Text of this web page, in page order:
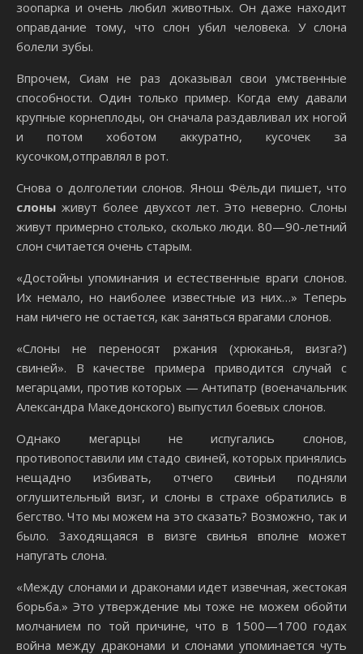
зоопарка и очень любил животных. Он даже находит
оправдание тому, что слон убил человека. У слона
болели зубы.
Впрочем, Сиам не раз доказывал свои умственные
способности. Один только пример. Когда ему давали
крупные корнеплоды, он сначала раздавливал их ногой
и потом хоботом аккуратно, кусочек за
кусочком,отправлял в рот.
Снова о долголетии слонов. Янош Фёльди пишет, что
слоны живут более двухсот лет. Это неверно. Слоны
живут примерно столько, сколько люди. 80—90-летний
слон считается очень старым.
«Достойны упоминания и естественные враги слонов.
Их немало, но наиболее известные из них…» Теперь
нам ничего не остается, как заняться врагами слонов.
«Слоны не переносят ржания (хрюканья, визга?)
свиней». В качестве примера приводится случай с
мегарцами, против которых — Антипатр (военачальник
Александра Македонского) выпустил боевых слонов.
Однако мегарцы не испугались слонов,
противопоставили им стадо свиней, которых принялись
нещадно избивать, отчего свиньи подняли
оглушительный визг, и слоны в страхе обратились в
бегство. Что мы можем на это сказать? Возможно, так и
было. 3аходящаяся в визге свинья вполне может
напугать слона.
«Между слонами и драконами идет извечная, жестокая
борьба.» Это утверждение мы тоже не можем обойти
молчанием по той причине, что в 1500—1700 годах
война между драконами и слонами упоминается чуть